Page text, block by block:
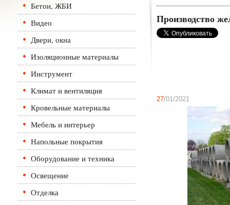
Бетон, ЖБИ
Видео
Двери, окна
Изоляционные материалы
Инструмент
Климат и вентиляция
Кровельные материалы
Мебель и интерьер
Напольные покрытия
Оборудование и техника
Освещение
Отделка
Производство
27/01/2021